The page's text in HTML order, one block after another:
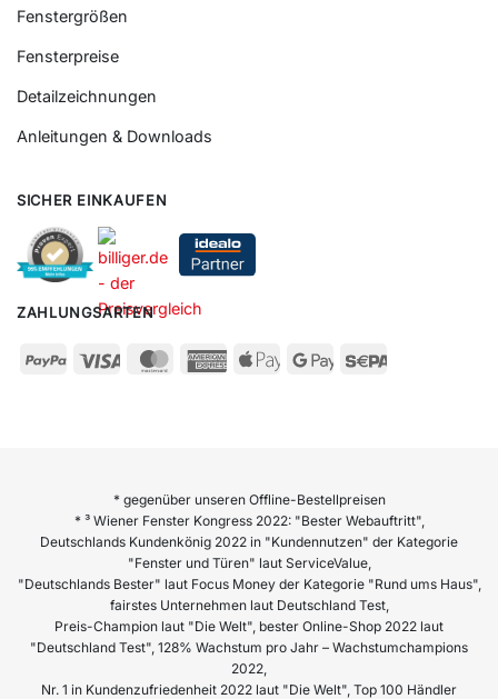
Fenstergrößen
Fensterpreise
Detailzeichnungen
Anleitungen & Downloads
SICHER EINKAUFEN
ZAHLUNGSARTEN
* gegenüber unseren Offline-Bestellpreisen
* ³ Wiener Fenster Kongress 2022: "Bester Webauftritt",
Deutschlands Kundenkönig 2022 in "Kundennutzen" der Kategorie
"Fenster und Türen" laut ServiceValue,
"Deutschlands Bester" laut Focus Money der Kategorie "Rund ums Haus",
fairstes Unternehmen laut Deutschland Test,
Preis-Champion laut "Die Welt", bester Online-Shop 2022 laut
"Deutschland Test", 128% Wachstum pro Jahr – Wachstumchampions
2022,
Nr. 1 in Kundenzufriedenheit 2022 laut "Die Welt", Top 100 Händler